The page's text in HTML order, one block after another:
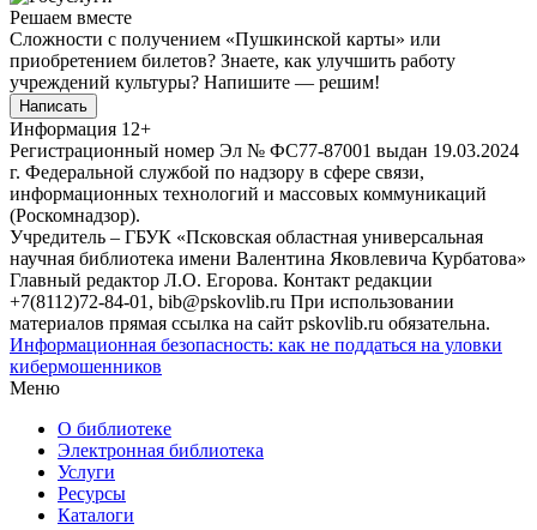
Решаем вместе
Сложности с получением «Пушкинской карты» или
приобретением билетов? Знаете, как улучшить работу
учреждений культуры? Напишите — решим!
Написать
Информация 12+
Регистрационный номер Эл № ФС77-87001 выдан 19.03.2024
г. Федеральной службой по надзору в сфере связи,
информационных технологий и массовых коммуникаций
(Роскомнадзор).
Учредитель – ГБУК «Псковская областная универсальная
научная библиотека имени Валентина Яковлевича Курбатова»
Главный редактор Л.О. Егорова. Контакт редакции
+7(8112)72-84-01, bib@pskovlib.ru При использовании
материалов прямая ссылка на сайт pskovlib.ru обязательна.
Информационная безопасность: как не поддаться на уловки
кибермошенников
Меню
О библиотеке
Электронная библиотека
Услуги
Ресурсы
Каталоги